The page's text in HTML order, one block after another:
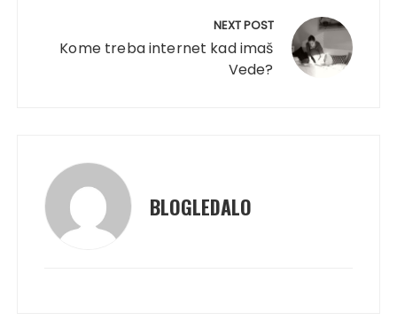
NEXT POST
Kome treba internet kad imaš
Vede?
BLOGLEDALO